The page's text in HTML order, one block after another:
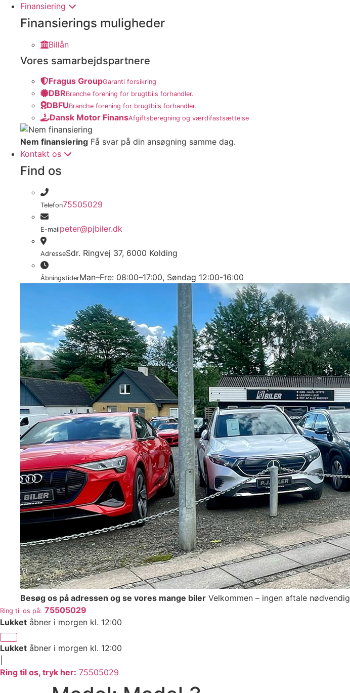
Finansiering
Finansierings muligheder
Billån
Vores samarbejdspartnere
Fragus GroupGaranti forsikring
DBRBranche forening for brugtbils forhandler.
DBFUBranche forening for brugtbils forhandler.
Dansk Motor FinansAfgiftsberegning og værdifastsættelse
Nem finansiering Få svar på din ansøgning samme dag.
Kontakt os
Find os
Telefon75505029
E-mailpeter@pjbiler.dk
AdresseSdr. Ringvej 37, 6000 Kolding​
ÅbningstiderMan–Fre: 08:00–17:00, Søndag 12:00-16:00
Besøg os på adressen og se vores mange biler Velkommen – ingen aftale nødvendig
Ring til os på: 75505029
Lukket åbner i morgen kl. 12:00
Lukket åbner i morgen kl. 12:00
Ring til os, tryk her: 75505029